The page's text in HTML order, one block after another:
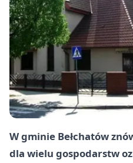
W gminie Bełchatów
dla wielu gospodarstw